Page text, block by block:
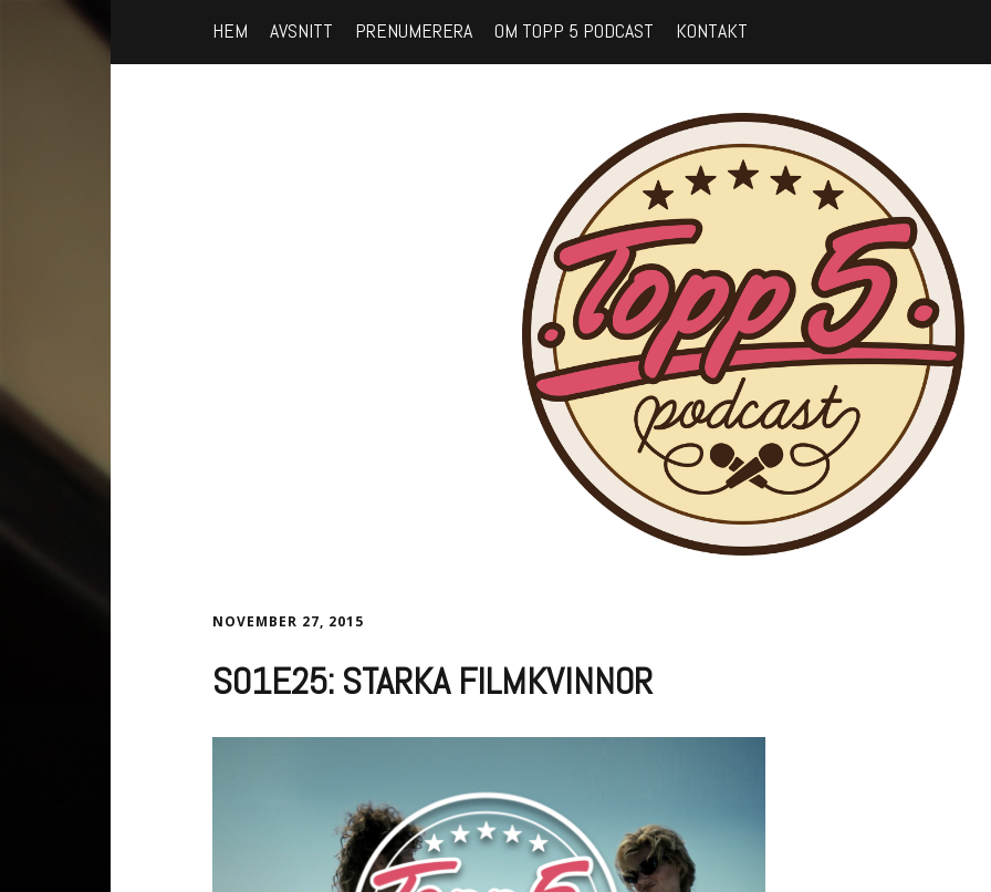
HEM AVSNITT PRENUMERERA OM TOPP 5 PODCAST KONTAKT
NOVEMBER 27, 2015
S01E25: STARKA FILMKVINNOR